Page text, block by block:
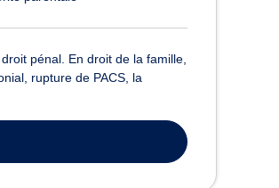
pénal. En droit de la famille,
rupture de PACS, la